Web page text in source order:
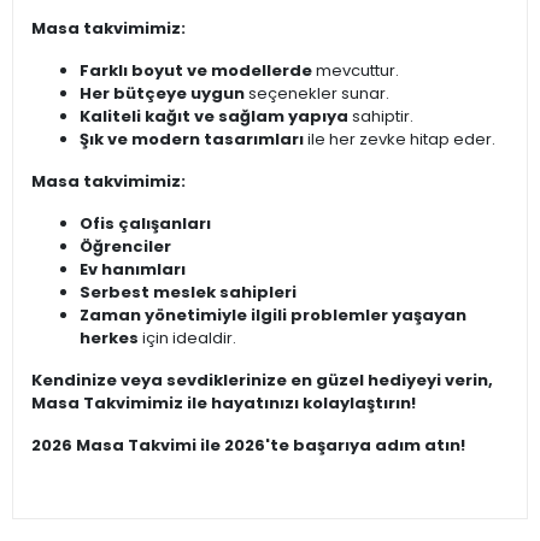
Masa takvimimiz:
Farklı boyut ve modellerdemevcuttur.
Her bütçeye uygunseçenekler sunar.
Kaliteli kağıt ve sağlam yapıya sahiptir.
Şık ve modern tasarımlarıile her zevke hitap eder.
Masa takvimimiz:
Ofis çalışanları
Öğrenciler
Ev hanımları
Serbest meslek sahipleri
Zaman yönetimiyle ilgili problemler yaşayan
herkes için idealdir.
Kendinize veya sevdiklerinize en güzel hediyeyi verin,
Masa Takvimimiz ile hayatınızı kolaylaştırın!
2026 Masa Takvimi ile 2026'te başarıya adım atın!